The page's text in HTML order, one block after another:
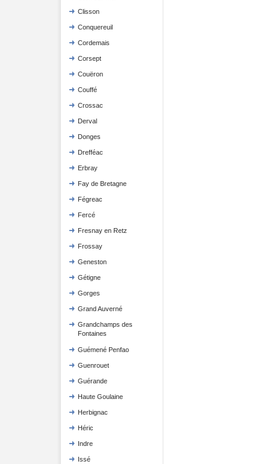
Clisson
Conquereuil
Cordemais
Corsept
Couëron
Couffé
Crossac
Derval
Donges
Drefféac
Erbray
Fay de Bretagne
Fégreac
Fercé
Fresnay en Retz
Frossay
Geneston
Gétigne
Gorges
Grand Auverné
Grandchamps des
Fontaines
Guémené Penfao
Guenrouet
Guérande
Haute Goulaine
Herbignac
Héric
Indre
Issé